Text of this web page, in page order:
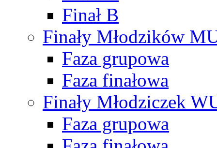
Finał B
Finały Młodzików
Faza grupowa
Faza finałowa
Finały Młodziczek
Faza grupowa